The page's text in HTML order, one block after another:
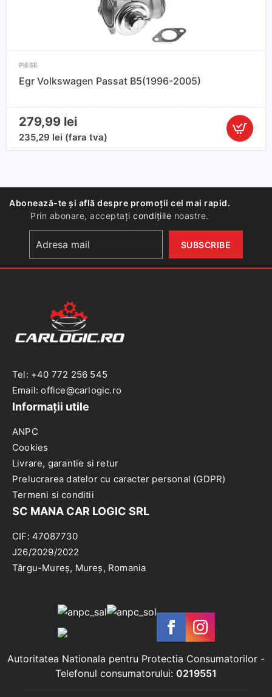
PIESE
Egr Volkswagen Passat B5(1996-2005)
279,99 lei
235,29 lei (fara tva)
Cantitate
2005)
Abonează-te și află despre promoții cel mai rapid.
Prin abonare, acceptațicondițiile noastre.
Tel: +40 772 256 545
Email: office@carlogic.ro
Informații utile
ANPC
Cookies
Livrare, garantie si retur
Prelucrarea datelor cu caracter personal (GDPR)
Termeni si conditii
SC MANA CAR LOGIC SRL
CIF: 47087730
J26/2029/2022
Târgu-Mureș, Mureș, Romania
Autoritatea Nationala pentru Protectia Consumatorilor -
Telefonul consumatorului: 0219551